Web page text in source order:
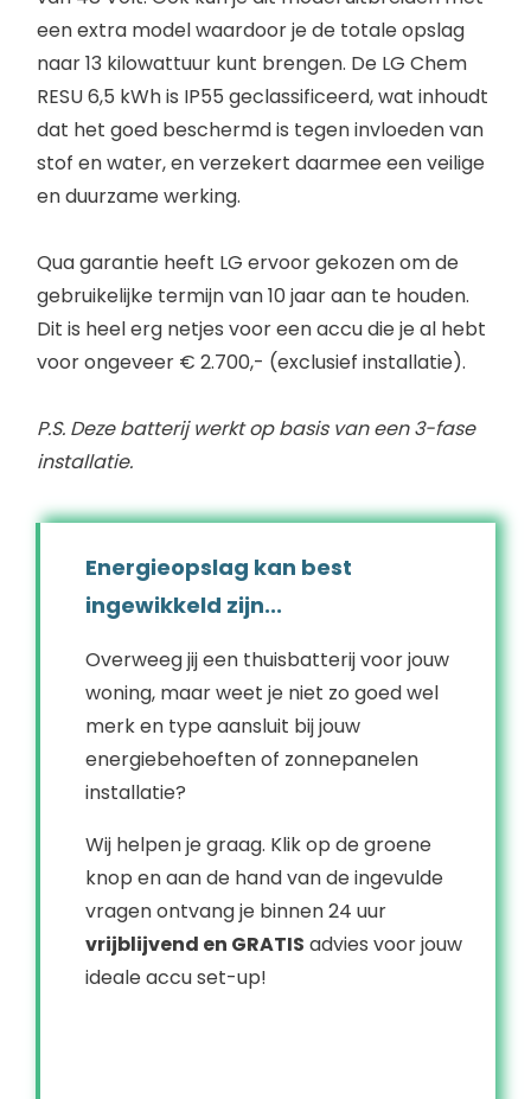
een extra model waardoor je de totale opslag
naar 13 kilowattuur kunt brengen. De LG Chem
RESU 6,5 kWh is IP55 geclassificeerd, wat inhoudt
dat het goed beschermd is tegen invloeden van
stof en water, en verzekert daarmee een veilige
en duurzame werking.
Qua garantie heeft LG ervoor gekozen om de
gebruikelijke termijn van 10 jaar aan te houden.
Dit is heel erg netjes voor een accu die je al hebt
voor ongeveer € 2.700,- (exclusief installatie).
P.S. Deze batterij werkt op basis van een 3-fase
installatie.
Energieopslag kan best
ingewikkeld zijn...
Overweeg jij een thuisbatterij voor jouw
woning, maar weet je niet zo goed wel
merk en type aansluit bij jouw
energiebehoeften of zonnepanelen
installatie?
Wij helpen je graag. Klik op de groene
knop en aan de hand van de ingevulde
vragen ontvang je binnen 24 uur
vrijblijvend en GRATIS advies voor jouw
ideale accu set-up!